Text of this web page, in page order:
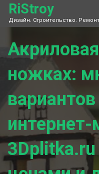
Skip
content
RiStroy
Дизайн. Строительство.
ножках:
интернет-